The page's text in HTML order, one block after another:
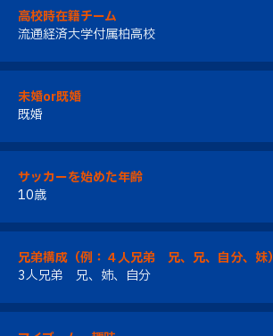
高校時在籍チーム
流通経済大学付属柏高校
未婚or既婚
既婚
サッカーを始めた年齢
10歳
兄弟構成（例：４人兄弟 兄、兄、自分、妹）
3人兄弟 兄、姉、自分